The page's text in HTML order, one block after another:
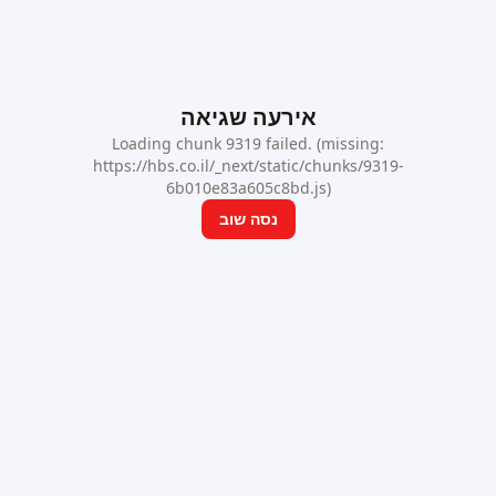
אירעה שגיאה
Loading chunk 9319 failed. (missing:
https://hbs.co.il/_next/static/chunks/9319-
6b010e83a605c8bd.js)